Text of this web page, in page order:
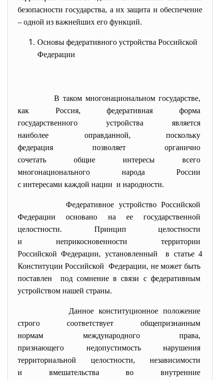
безопасности государства, а их защита и обеспечение
– одной из важнейших его функций.
Основы федеративного устройства Российской
Федерации
В таком многонациональномгосударстве,
как Россия, федеративная форма
государственного устройства является
наиболее оправданной, поскольку
федерация позволяет органично
сочетать общие интересы всего
многонационального народа России
с интересами каждой нации и народности.
Федеративное устройствоРоссийской
Федерации основано на ее государственной
целостности. Принцип целостности
и неприкосновенности территории
Российской Федерации, установленный в статье 4
Конституции Российской Федерации, не может быть
поставлен под сомнение в связи с федеративным
устройством нашей страны.
Данное конституционноеположение
строго соответствует общепризнанным
нормам международного права,
признающего недопустимость нарушения
территориальной целостности, независимости
и вмешательства во внутренние